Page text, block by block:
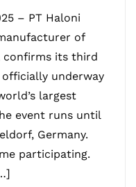
– PT Haloni
of
confirms its third
underway
largest
event runs until
Germany.
participating.